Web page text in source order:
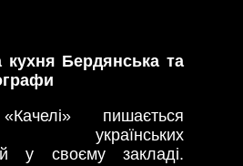
кухня Бердянська та
пишається
українських
у своєму закладі.